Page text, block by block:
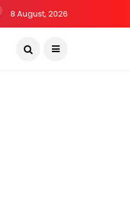
8 August, 2026